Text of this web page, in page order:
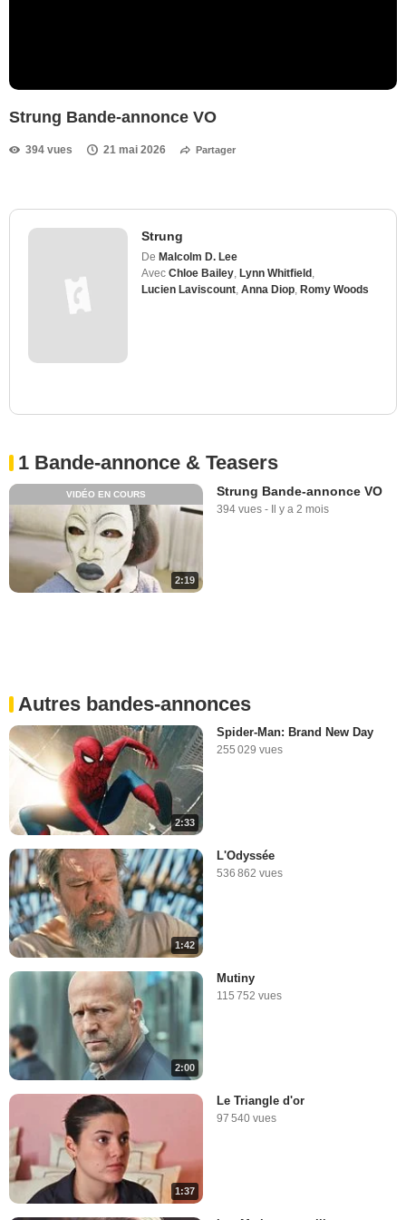
Strung Bande-annonce VO
394 vues 21 mai 2026 Partager
Strung
De Malcolm D. Lee
Avec Chloe Bailey Lynn Whitfield
Lucien Laviscount Anna Diop Romy Woods
1 Bande-annonce & Teasers
2:19
VIDÉO EN COURS Strung Bande-annonce VO
394 vues - Il y a 2 mois
Autres bandes-annonces
2:33
Spider-Man: Brand New Day
255 029 vues
1:42
L'Odyssée
536 862 vues
2:00
Mutiny
115 752 vues
1:37
Le Triangle d'or
97 540 vues